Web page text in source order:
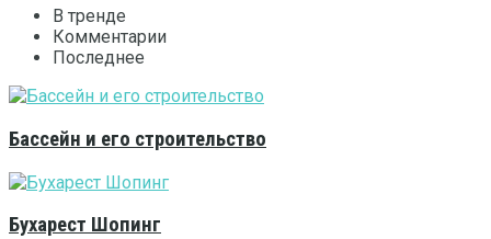
В тренде
Комментарии
Последнее
Бассейн и его строительство
Бухарест Шопинг